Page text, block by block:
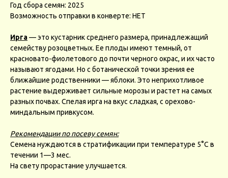
Год сбора семян: 2025
Возможность отправки в конверте: НЕТ
Ирга— это кустарник среднего размера, принадлежащий
семейству розоцветных. Ее плоды имеют темный, от
красновато-фиолетового до почти черного окрас, и их часто
называют ягодами. Но с ботанической точки зрения ее
ближайшие родственники — яблоки. Это неприхотливое
растение выдерживает сильные морозы и растет на самых
разных почвах. Спелая ирга на вкус сладкая, с орехово-
миндальным привкусом.
Рекомендации по посеву семян:
Семена нуждаются в стратификации при температуре 5°С в
течении 1—3 мес.
На свету прорастание улучшается.